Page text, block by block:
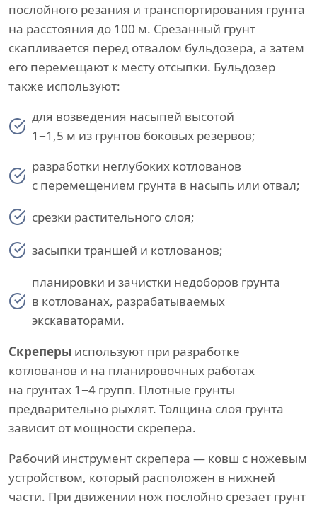
послойного резания и транспортирования грунта
на расстояния до 100 м. Срезанный грунт
скапливается перед отвалом бульдозера, а затем
его перемещают к месту отсыпки. Бульдозер
также используют:
для возведения насыпей высотой
1−1,5 м из грунтов боковых резервов;
разработки неглубоких котлованов
с перемещением грунта в насыпь или отвал;
срезки растительного слоя;
засыпки траншей и котлованов;
планировки и зачистки недоборов грунта
в котлованах, разрабатываемых
экскаваторами.
Скреперы используют при разработке
котлованов и на планировочных работах
на грунтах 1−4 групп. Плотные грунты
предварительно рыхлят. Толщина слоя грунта
зависит от мощности скрепера.
Рабочий инструмент скрепера — ковш с ножевым
устройством, который расположен в нижней
части. При движении нож послойно срезает грунт